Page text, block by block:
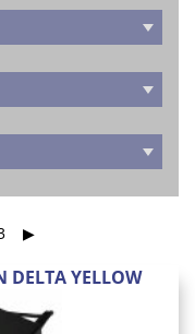
▶
DELTA YELLOW